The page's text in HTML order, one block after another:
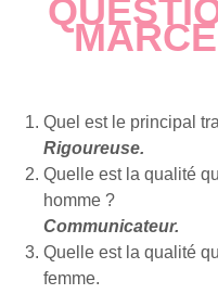
Quel est le principal
Rigoureuse.
Quelle est la qualité
homme ?
Communicateur.
Quelle est la qualité
femme.